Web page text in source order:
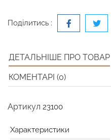
Поділитись :
ДЕТАЛЬНІШЕ ПРО ТОВАР
КОМЕНТАРІ (0)
Артикул 23100
Характеристики